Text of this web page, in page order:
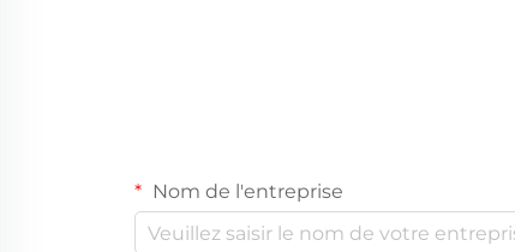
Nom de l'entreprise